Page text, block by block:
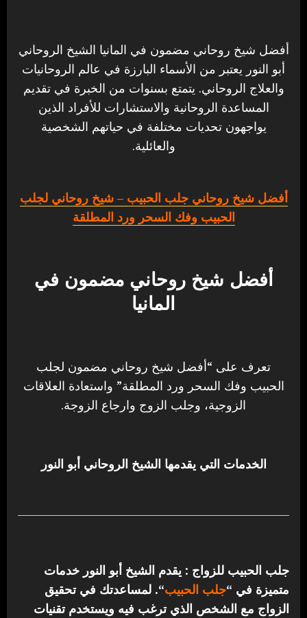
أفضل شيخ روحاني مضمون في المانيا الشيخ الروحاني
أبو النور يعتبر من الأسماء البارزة في عالم الروحانيات
والعلاج الروحاني. يتمتع بسنوات من الخبرة في تقديم
المساعدة الروحانية والاستشارات للأفراد الذين
يواجهون تحديات مختلفة في حياتهم الشخصية
والعائلية.
أفضل شيخ روحاني جلب الحبيب – شيخ روحاني لجلب
الحبيب وفك السحر ورد المطلقة
أفضل شيخ روحاني مضمون في
المانيا
تعرف على “أفضل شيخ روحاني مضمون لجلب
الحبيب وفك السحر ورد المطلقة” واستعادة العلاقات
الزوجية، وجلب الزوج وارجاع الزوجة.
الخدمات التي يقدمها الشيخ الروحاني أبو النور
جلب الحبيب للزواج : يقدم الشيخ أبو النور خدمات
متميزة في “جلب الحبيب“. لمساعدتك في تحقيق
الزواج مع الشخص الذي ترغب فيه ويستخدم تقنيات